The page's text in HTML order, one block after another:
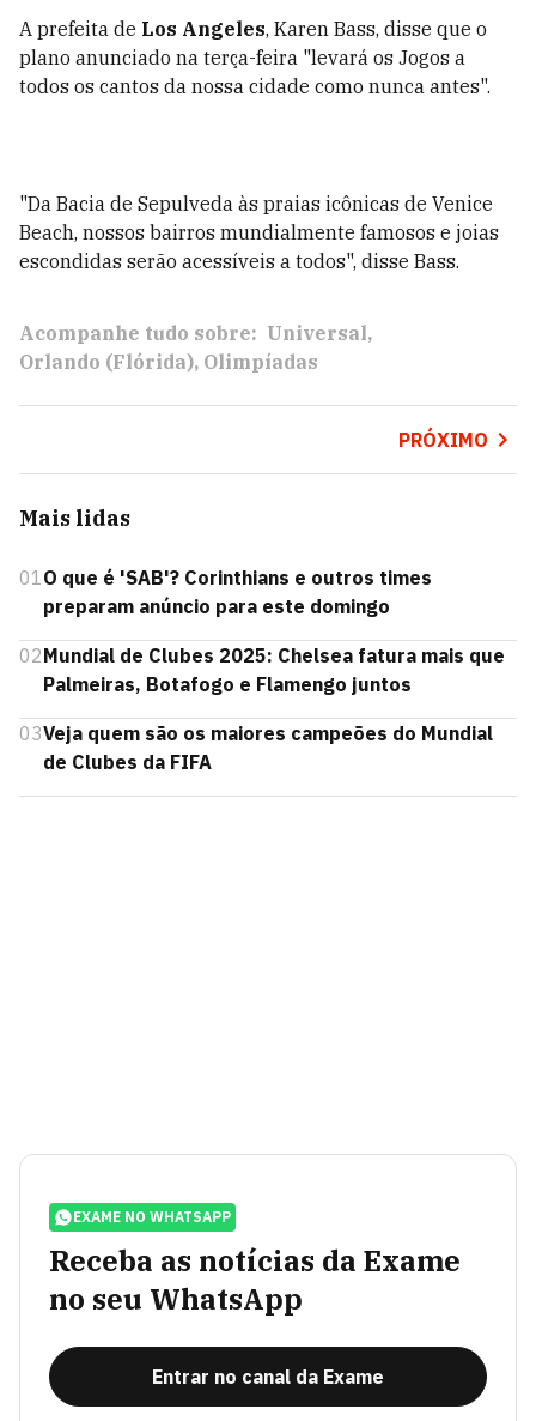
A prefeita de Los Angeles, Karen Bass, disse que o
plano anunciado na terça-feira "levará os Jogos a
todos os cantos da nossa cidade como nunca antes".
"Da Bacia de Sepulveda às praias icônicas de Venice
Beach, nossos bairros mundialmente famosos e joias
escondidas serão acessíveis a todos", disse Bass.
Acompanhe tudo sobre: Universal
Orlando (Flórida) Olimpíadas
PRÓXIMO
Mais lidas
01 O que é 'SAB'? Corinthians e outros times
preparam anúncio para este domingo
02Mundial de Clubes 2025: Chelsea fatura mais que
Palmeiras, Botafogo e Flamengo juntos
03Veja quem são os maiores campeões do Mundial
de Clubes da FIFA
EXAME NO WHATSAPP
Receba as notícias da Exame
no seu WhatsApp
Entrar no canal da Exame